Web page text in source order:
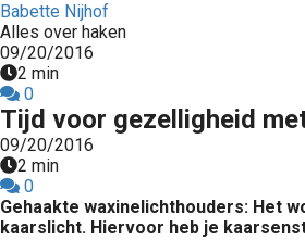
Babette Nijhof
Alles over haken
09/20/2016
2 min
0
Tijd voor gezelligheid
09/20/2016
2 min
0
Gehaakte waxinelichthouders: Het
kaarslicht. Hiervoor heb je